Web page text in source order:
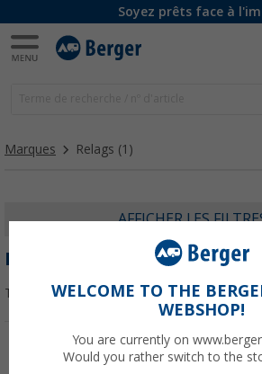
Soyez prêts face à
Marques Relags (1)
AFFICHER LES
RELAGS
Trier par :WELCOME TO THE
WEBSHOP!
You are currently on
Would you rather switch to the